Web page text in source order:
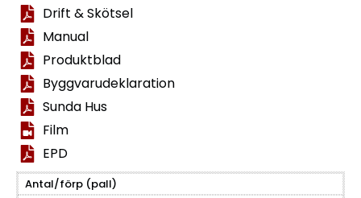
Drift & Skötsel
Manual
Produktblad
Byggvarudeklaration
Sunda Hus
Film
EPD
Antal/förp (pall)